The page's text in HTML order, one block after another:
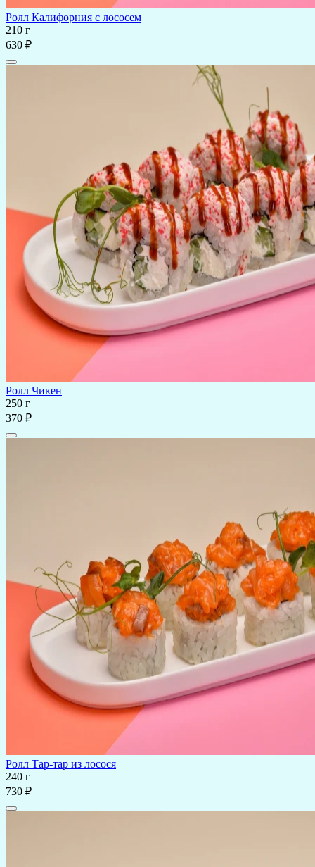
Ролл Калифорния с лососем
210 г
630 ₽
Ролл Чикен
250 г
370 ₽
Ролл Тар-тар из лосося
240 г
730 ₽